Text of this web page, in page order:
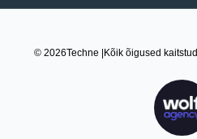
© 2026Techne | Kõik õigused kaitstud